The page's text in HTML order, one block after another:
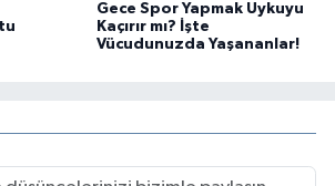
Gece Spor Yapmak Uykuyu
Kaçırır mı? İşte
Vücudunuzda Yaşananlar!